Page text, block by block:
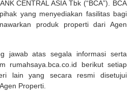
CENTRAL ASIA Tbk (“BCA”). BCA
yang menyediakan fasilitas bagi
produk properti dari Agen
jawab atas segala informasi serta
rumahsaya.bca.co.id berikut setiap
lain yang secara resmi disetujui
Properti.